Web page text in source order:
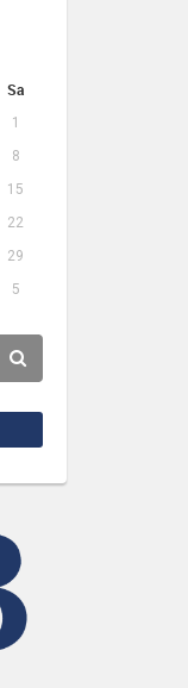
Sa
1
8
15
22
29
5